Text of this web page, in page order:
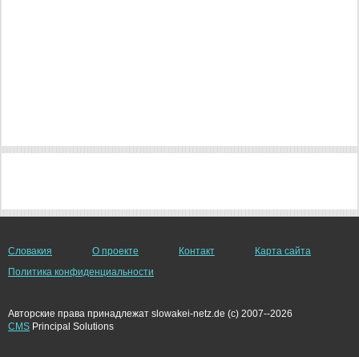
Словакия О проекте Контакт
Карта сайта
Политика конфиденциальности
Авторские права принадлежат slowakei-netz.de (c) 2007--2026
CMS Principal Solutions